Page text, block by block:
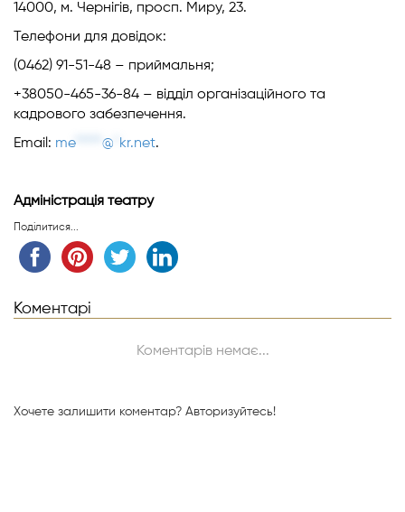
14000, м. Чернігів, просп. Миру, 23.
Телефони для довідок:
(0462) 91-51-48 – приймальня;
+38050-465-36-84 – відділ організаційного та
кадрового забезпечення.
Email: me***** @ kr.net.
Адміністрація театру
Поділитися...
Коментарі
Коментарів немає...
Хочете залишити коментар? Авторизуйтесь!